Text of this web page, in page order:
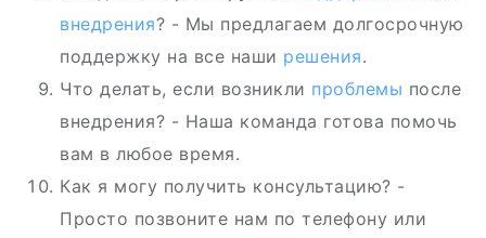
внедрения? - Мы предлагаем долгосрочную
поддержку на все наши решения.
Что делать, если возникли проблемы после
внедрения? - Наша команда готова помочь
вам в любое время.
Как я могу получить консультацию? -
Просто позвоните нам по телефону или